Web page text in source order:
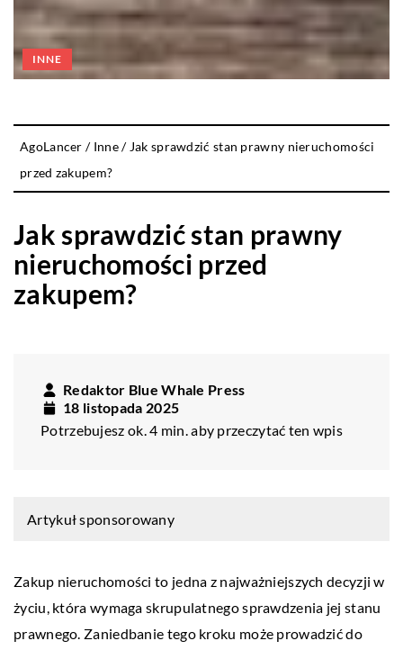
INNE
AgoLancer / Inne/ Jak sprawdzić stan prawny nieruchomości
przed zakupem?
Jak sprawdzić stan prawny
nieruchomości przed
zakupem?
Redaktor Blue Whale Press
18 listopada 2025
Potrzebujesz ok. 4 min. aby przeczytać ten wpis
Artykuł sponsorowany
Zakup nieruchomości to jedna z najważniejszych decyzji w
życiu, która wymaga skrupulatnego sprawdzenia jej stanu
prawnego. Zaniedbanie tego kroku może prowadzić do